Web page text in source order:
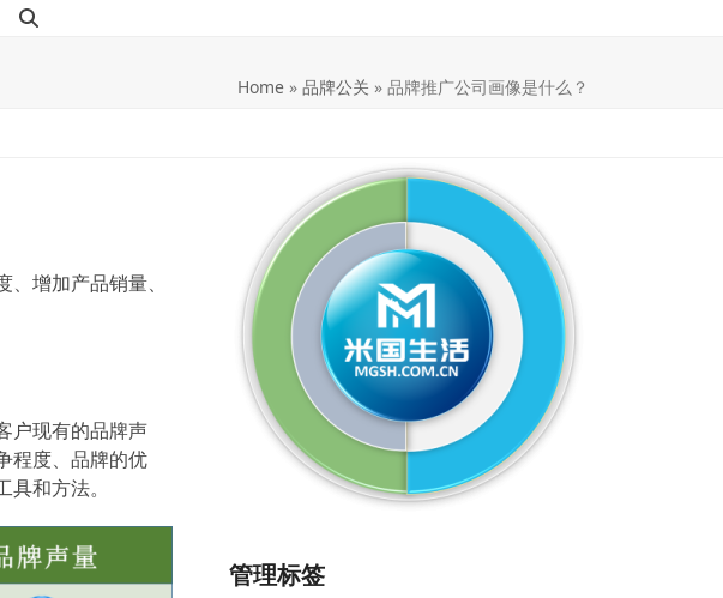
Home » 品牌公关 » 品牌推广公司画像是什么？
增加产品销量、
户现有的品牌声
程度、品牌的优
和方法。
管理标签